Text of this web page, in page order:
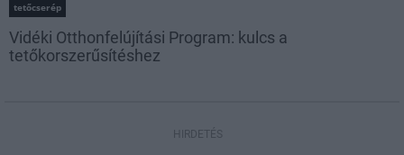
tetőcserép
Vidéki Otthonfelújítási Program: kulcs a
tetőkorszerűsítéshez
HIRDETÉS